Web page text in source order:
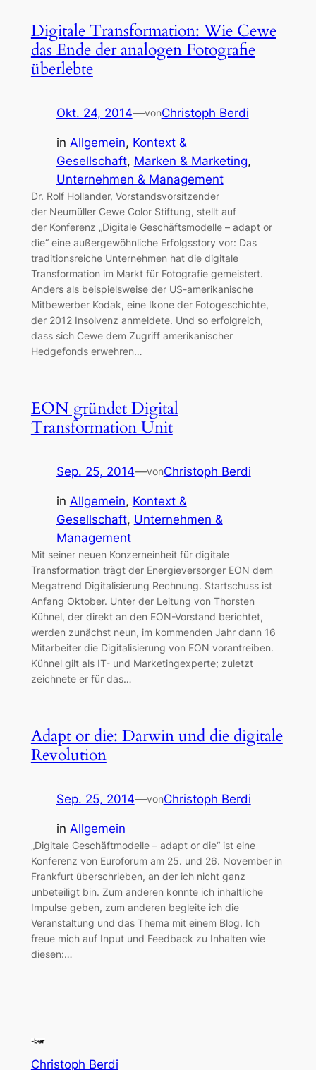
Digitale Transformation: Wie Cewe
das Ende der analogen Fotografie
überlebte
Okt. 24, 2014—vonChristoph Berdi
in Allgemein, Kontext &
Gesellschaft, Marken & Marketing
Unternehmen & Management
Dr. Rolf Hollander, Vorstandsvorsitzender
der Neumüller Cewe Color Stiftung, stellt auf
der Konferenz „Digitale Geschäftsmodelle – adapt or
die“ eine außergewöhnliche Erfolgsstory vor: Das
traditionsreiche Unternehmen hat die digitale
Transformation im Markt für Fotografie gemeistert.
Anders als beispielsweise der US-amerikanische
Mitbewerber Kodak, eine Ikone der Fotogeschichte,
der 2012 Insolvenz anmeldete. Und so erfolgreich,
dass sich Cewe dem Zugriff amerikanischer
Hedgefonds erwehren…
EON gründet Digital
Transformation Unit
Sep. 25, 2014—vonChristoph Berdi
in Allgemein, Kontext &
Gesellschaft, Unternehmen &
Management
Mit seiner neuen Konzerneinheit für digitale
Transformation trägt der Energieversorger EON dem
Megatrend Digitalisierung Rechnung. Startschuss ist
Anfang Oktober. Unter der Leitung von Thorsten
Kühnel, der direkt an den EON-Vorstand berichtet,
werden zunächst neun, im kommenden Jahr dann 16
Mitarbeiter die Digitalisierung von EON vorantreiben.
Kühnel gilt als IT- und Marketingexperte; zuletzt
zeichnete er für das…
Adapt or die: Darwin und die digitale
Revolution
Sep. 25, 2014—vonChristoph Berdi
in Allgemein
„Digitale Geschäftmodelle – adapt or die“ ist eine
Konferenz von Euroforum am 25. und 26. November in
Frankfurt überschrieben, an der ich nicht ganz
unbeteiligt bin. Zum anderen konnte ich inhaltliche
Impulse geben, zum anderen begleite ich die
Veranstaltung und das Thema mit einem Blog. Ich
freue mich auf Input und Feedback zu Inhalten wie
diesen:…
Christoph Berdi